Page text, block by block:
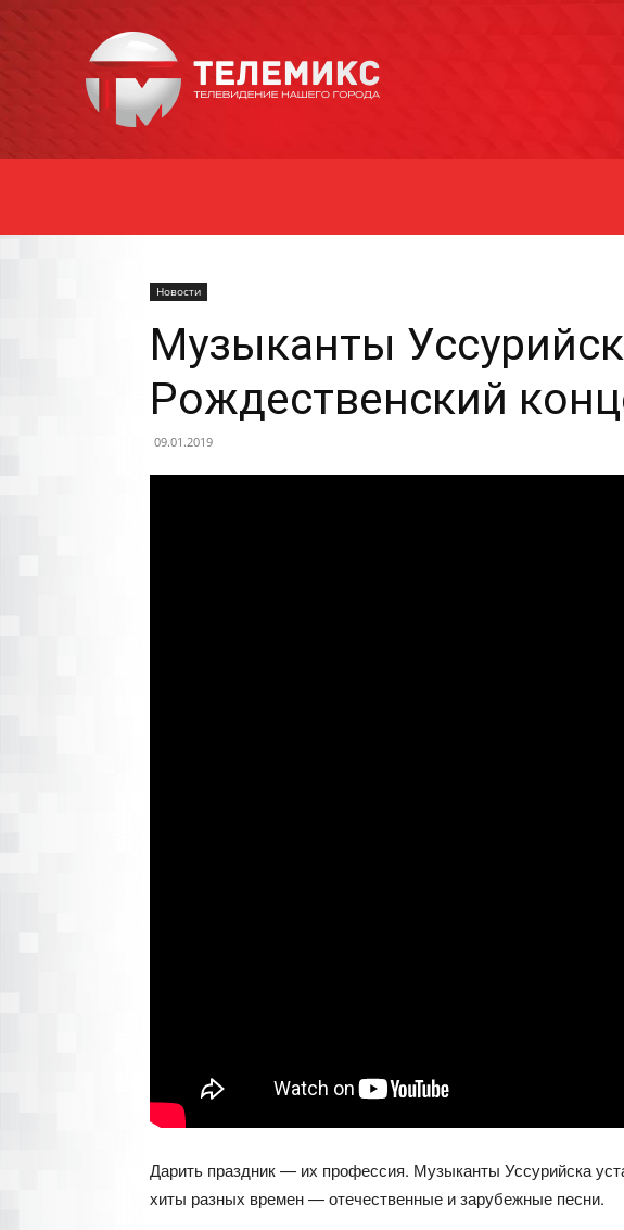
Уссурийска
Новости
Музыканты
Рождественский
09.01.2019
Дарить праздник — их профессия. Музыканты Уссурийска
хиты разных времен — отечественные и зарубежные песни.